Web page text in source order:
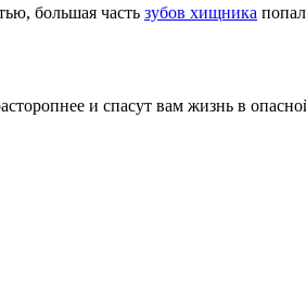
большая часть зубов хищника
и спасут вам жизнь в